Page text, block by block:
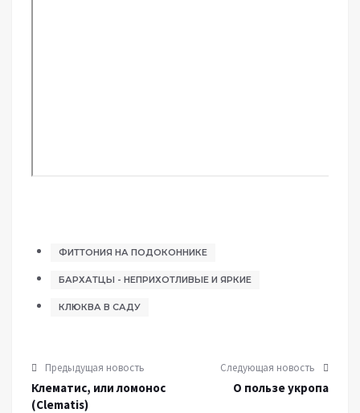
ФИТТОНИЯ НА ПОДОКОННИКЕ
БАРХАТЦЫ - НЕПРИХОТЛИВЫЕ И ЯРКИЕ
КЛЮКВА В САДУ
Предыдущая новость
Клематис, или ломонос
(Clematis)
Следующая новость
О пользе укропа